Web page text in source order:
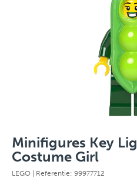
Minifigures Key
Costume Girl
LEGO | Referentie: 99977712